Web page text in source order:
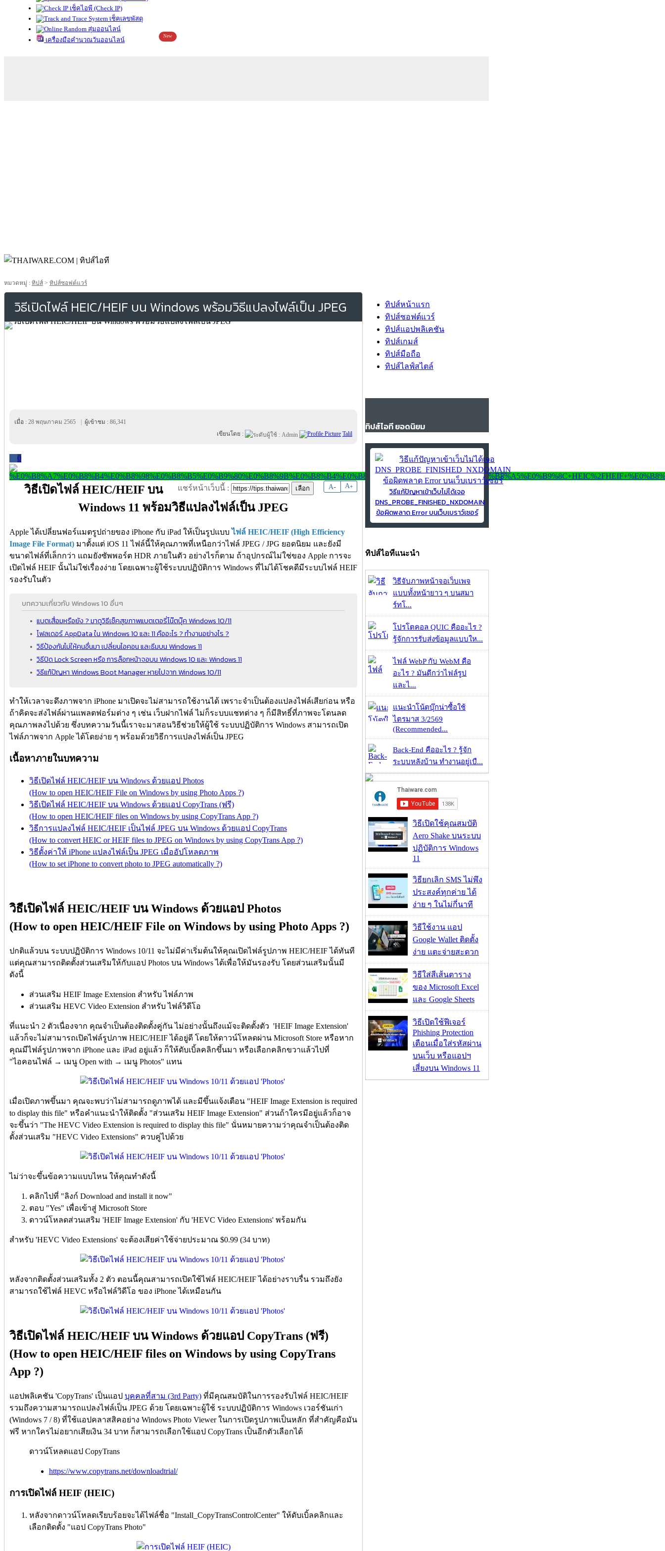
เช็คไอพี (Check IP)
เช็คเลขพัสดุ
สุ่มออนไลน์
เครื่องมือคำนวณวันออนไลน์
New
หมวดหมู่ : ทิปส์ > ทิปส์ซอฟต์แวร์
วิธีเปิดไฟล์ HEIC/HEIF บน Windows พร้อมวิธีแปลงไฟล์เป็น JPEG
เมื่อ : 28 พฤษภาคม 2565 ผู้เข้าชม : 86,341
เขียนโดย :
Talil
0
A- A+
แชร์หน้าเว็บนี้ :
วิธีเปิดไฟล์ HEIC/HEIF บน
Windows 11 พร้อมวิธีแปลงไฟล์เป็น JPEG
Apple ได้เปลี่ยนฟอร์แมตรูปถ่ายของ iPhone กับ iPad ให้เป็นรูปแบบไฟล์ HEIC/HEIF (High Efficiency
Image File Format) มาตั้งแต่ iOS 11 ไฟล์นี้ให้คุณภาพที่เหนือกว่าไฟล์ JPEG / JPG ยอดนิยม และยังมี
ขนาดไฟล์ที่เล็กกว่า แถมยังซัพพอร์ต HDR ภายในตัว อย่างไรก็ตาม ถ้าอุปกรณ์ไม่ใช่ของ Apple การจะ
เปิดไฟล์ HEIF นั้นไม่ใช่เรื่องง่าย โดยเฉพาะผู้ใช้ระบบปฏิบัติการ Windows ที่ไม่ได้โชคดีมีระบบไฟล์ HEIF
รองรับในตัว
บทความเกี่ยวกับ Windows 10 อื่นๆ
แบตเสื่อมหรือยัง ? มาดูวิธีเช็คสุขภาพแบตเตอรี่โน๊ตบุ๊ค Windows 10/11
โฟลเดอร์ AppData ใน Windows 10 และ 11 คืออะไร ? ทำงานอย่างไร ?
วิธีป้องกันไม่ให้คนอื่นมา เปลี่ยนไอคอน และธีมบน Windows 11
วิธีปิด Lock Screen หรือ การล็อกหน้าจอบน Windows 10 และ Windows 11
วิธีแก้ปัญหา Windows Boot Manager หายไปจาก Windows 10/11
ทำให้เวลาจะดึงภาพจาก iPhone มาเปิดจะไม่สามารถใช้งานได้ เพราะจำเป็นต้องแปลงไฟล์เสียก่อน หรือ
ถ้าคิดจะส่งไฟล์ผ่านแพลตฟอร์มต่าง ๆ เช่น เว็บฝากไฟล์ ไม่ก็ระบบแชทต่าง ๆ ก็มีสิทธิ์ที่ภาพจะโดนลด
คุณภาพลงไปด้วย ซึ่งบทความวันนี้เราจะมาสอนวิธีช่วยให้ผู้ใช้ ระบบปฏิบัติการ Windows สามารถเปิด
ไฟล์ภาพจาก Apple ได้โดยง่าย ๆ พร้อมด้วยวิธีการแปลงไฟล์เป็น JPEG
เนื้อหาภายในบทความ
วิธีเปิดไฟล์ HEIC/HEIF บน Windows ด้วยแอป Photos
(How to open HEIC/HEIF File on Windows by using Photo Apps ?)
วิธีเปิดไฟล์ HEIC/HEIF บน Windows ด้วยแอป CopyTrans (ฟรี)
(How to open HEIC/HEIF files on Windows by using CopyTrans App ?)
วิธีการแปลงไฟล์ HEIC/HEIF เป็นไฟล์ JPEG บน Windows ด้วยแอป CopyTrans
(How to convert HEIC or HEIF files to JPEG on Windows by using CopyTrans App ?)
วิธีตั้งค่าให้ iPhone แปลงไฟล์เป็น JPEG เมื่ออัปโหลดภาพ
(How to set iPhone to convert photo to JPEG automatically ?)
วิธีเปิดไฟล์ HEIC/HEIF บน Windows ด้วยแอป Photos
(How to open HEIC/HEIF File on Windows by using Photo Apps ?)
ปกติแล้วบน ระบบปฏิบัติการ Windows 10/11 จะไม่มีค่าเริ่มต้นให้คุณเปิดไฟล์รูปภาพ HEIC/HEIF ได้ทันที
แต่คุณสามารถติดตั้งส่วนเสริมให้กับแอป Photos บน Windows ได้เพื่อให้มันรองรับ โดยส่วนเสริมนั้นมี
ดังนี้
ส่วนเสริม HEIF Image Extension สำหรับ ไฟล์ภาพ
ส่วนเสริม HEVC Video Extension สำหรับ ไฟล์วิดีโอ
ที่แนะนำ 2 ตัวเนื่องจาก คุณจำเป็นต้องติดตั้งคู่กัน ไม่อย่างนั้นถึงแม้จะติดตั้งตัว 'HEIF Image Extension'
แล้วก็จะไม่สามารถเปิดไฟล์รูปภาพ HEIC/HEIF ได้อยู่ดี โดยให้ดาวน์โหลดผ่าน Microsoft Store หรือหาก
คุณมีไฟล์รูปภาพจาก iPhone และ iPad อยู่แล้ว ก็ให้ดับเบิ้ลคลิกขึ้นมา หรือเลือกคลิกขวาแล้วไปที่
"ไอคอนไฟล์ → เมนู Open with → เมนู Photos" แทน
เมื่อเปิดภาพขึ้นมา คุณจะพบว่าไม่สามารถดูภาพได้ และมีขึ้นแจ้งเตือน "HEIF Image Extension is required
to display this file" หรือคำแนะนำให้ติดตั้ง "ส่วนเสริม HEIF Image Extension" ส่วนถ้าใครมีอยู่แล้วก็อาจ
จะขึ้นว่า "The HEVC Video Extension is required to display this file" นั่นหมายความว่าคุณจำเป็นต้องติด
ตั้งส่วนเสริม "HEVC Video Extensions" ควบคู่ไปด้วย
ไม่ว่าจะขึ้นข้อความแบบไหน ให้คุณทำดังนี้
คลิกไปที่ "ลิงก์ Download and install it now"
ตอบ "Yes" เพื่อเข้าสู่ Microsoft Store
ดาวน์โหลดส่วนเสริม 'HEIF Image Extension' กับ 'HEVC Video Extensions' พร้อมกัน
สำหรับ 'HEVC Video Extensions' จะต้องเสียค่าใช้จ่ายประมาณ $0.99 (34 บาท)
หลังจากติดตั้งส่วนเสริมทั้ง 2 ตัว ตอนนี้คุณสามารถเปิดใช้ไฟล์ HEIC/HEIF ได้อย่างราบรื่น รวมถึงยัง
สามารถใช้ไฟล์ HEVC หรือไฟล์วิดีโอ ของ iPhone ได้เหมือนกัน
วิธีเปิดไฟล์ HEIC/HEIF บน Windows ด้วยแอป CopyTrans (ฟรี)
(How to open HEIC/HEIF files on Windows by using CopyTrans
App ?)
แอปพลิเคชัน 'CopyTrans' เป็นแอป บุคคลที่สาม (3rd Party) ที่มีคุณสมบัติในการรองรับไฟล์ HEIC/HEIF
รวมถึงความสามารถแปลงไฟล์เป็น JPEG ด้วย โดยเฉพาะผู้ใช้ ระบบปฏิบัติการ Windows เวอร์ชันเก่า
(Windows 7 / 8) ที่ใช้แอปคลาสสิคอย่าง Windows Photo Viewer ในการเปิดรูปภาพเป็นหลัก ที่สำคัญคือมัน
ฟรี หากใครไม่อยากเสียเงิน 34 บาท ก็สามารถเลือกใช้แอป CopyTrans เป็นอีกตัวเลือกได้
ดาวน์โหลดแอป CopyTrans
https://www.copytrans.net/downloadtrial/
การเปิดไฟล์ HEIF (HEIC)
หลังจากดาวน์โหลดเรียบร้อยจะได้ไฟล์ชื่อ "Install_CopyTransControlCenter" ให้ดับเบิ้ลคลิกและ
เลือกติดตั้ง "แอป CopyTrans Photo"
ทิปส์หน้าแรก
ทิปส์ซอฟต์แวร์
ทิปส์แอปพลิเคชัน
ทิปส์เกมส์
ทิปส์มือถือ
ทิปส์ไลฟ์สไตล์
ทิปส์ไอที ยอดนิยม
วิธีแก้ปัญหาเข้าเว็บไม่ได้เจอ
DNS_PROBE_FINISHED_NXDOMAIN
ข้อผิดพลาด Error บนเว็บเบราว์เซอร์
ทิปส์ไอทีแนะนำ
วิธีจับภาพหน้าจอเว็บเพจ
แบบทั้งหน้ายาว ๆ บนสมา
ร์ทโ...
โปรโตคอล QUIC คืออะไร ?
รู้จักการรับส่งข้อมูลแบบให...
ไฟล์ WebP กับ WebM คือ
อะไร ? มันดีกว่าไฟล์รูป
และไ...
แนะนำโน้ตบุ๊กน่าซื้อใช้
ไตรมาส 3/2569
(Recommended...
Back-End คืออะไร ? รู้จัก
ระบบหลังบ้าน ทำงานอยู่เบื...
วิธีเปิดใช้คุณสมบัติ
Aero Shake บนระบบ
ปฏิบัติการ Windows
11
วิธียกเลิก SMS ไม่พึง
ประสงค์ทุกค่าย ได้
ง่าย ๆ ในไม่กี่นาที
วิธีใช้งาน แอป
Google Wallet ติดตั้ง
ง่าย แตะจ่ายสะดวก
วิธีใส่สีเส้นตาราง
ของ Microsoft Excel
และ Google Sheets
วิธีเปิดใช้ฟีเจอร์
Phishing Protection
เตือนเมื่อใส่รหัสผ่าน
บนเว็บ หรือแอปฯ
เสี่ยงบน Windows 11